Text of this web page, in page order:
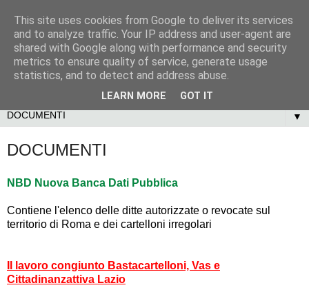
▼
DOCUMENTI
NBD Nuova Banca Dati Pubblica
Contiene l'elenco delle ditte autorizzate o revocate sul
territorio di Roma e dei cartelloni irregolari
Il lavoro congiunto Bastacartelloni, Vas e
Cittadinanzattiva Lazio
This site uses cookies from Google to deliver its services
and to analyze traffic. Your IP address and user-agent are
shared with Google along with performance and security
metrics to ensure quality of service, generate usage
statistics, and to detect and address abuse.
LEARN MORE GOT IT